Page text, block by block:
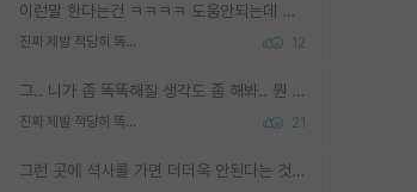
이런말 한다는건 ㅋㅋㅋㅋ 도움안되는데 도움되는 척하는 멍청한 선배들이 우리 나가면 너 어떡하냐 ㅇㅈㄹ 하고 나가면 후배들이 이런말 하더라 ㅎㅎㅎ
진짜 제발 적당히 똑똑한 박사과정이라도 위에 있었으면.. 12
그.. 니가 좀 똑똑해질 생각도 좀 해봐.. 뭔 연구를 선배랑 계속 같이할 생각을하냐 박사과정이
진짜 제발 적당히 똑똑한 박사과정이라도 위에 있었으면.. 21
그런 곳에 석사를 가면 더더욱 안된다는 것을 깨달으시면 된겁니다!